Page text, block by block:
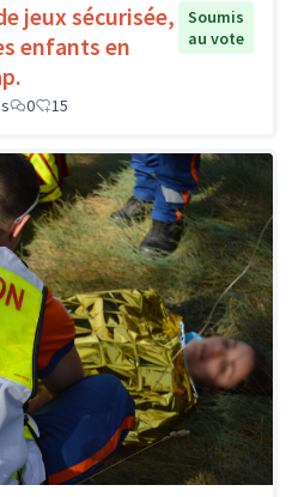
jeux sécurisée,
enfants en
Soumis
au vote
0 15